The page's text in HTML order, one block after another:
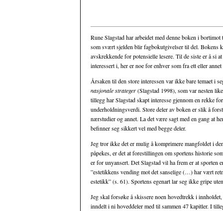
Rune Slagstad har arbeidet med denne boken i
som svært sjelden blir fagbokutgivelser til del. Bokens
avskrekkende for potensielle lesere. Til de siste er å si
interessert i, her er noe for enhver som fra ett eller
Årsaken til den store interessen var ikke bare temaet i
nasjonale strateger(Slagstad 1998), som var nesten
tillegg har Slagstad skapt interesse gjennom en rekke
underholdningsverdi. Store deler av boken er slik å
nærstudier og annet. La det være sagt med en gang at
befinner seg sikkert vel med begge deler.
Jeg tror ikke det er mulig å komprimere mangfoldet i
påpekes, er det at forestillingen om sportens historie
er for unyansert. Det Slagstad vil ha frem er at sporten
”estetikkens vending mot det sanselige (…) har vært
estetikk” (s. 61). Sportens egenart lar seg ikke gripe
Jeg skal forsøke å skissere noen hovedtrekk i
inndelt i ni hoveddeler med til sammen 47 kapitler. I